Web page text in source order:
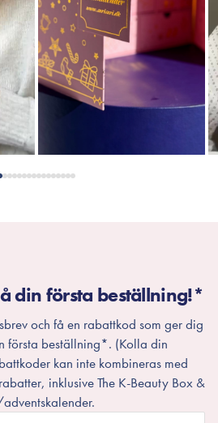
din första beställning!*
och få en rabattkod som ger dig
första beställning*. (Kolla din
kan inte kombineras med
inklusive The K-Beauty Box &